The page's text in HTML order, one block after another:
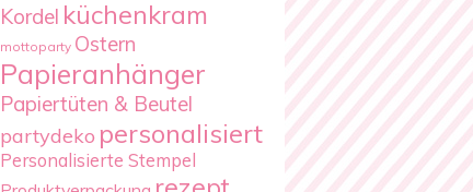
Kordel küchenkram
mottoparty Ostern
Papieranhänger
Papiertüten & Beutel
partydeko personalisiert
Personalisierte Stempel